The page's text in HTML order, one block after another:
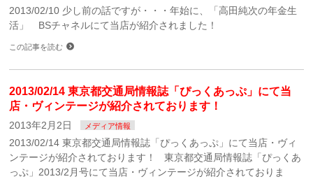
2013/02/10 少し前の話ですが・・・年始に、「高田純次の年金生
活」 BSチャネルにて当店が紹介されました！
この記事を読む
2013/02/14 東京都交通局情報誌「ぴっくあっぷ」にて当
店・ヴィンテージが紹介されております！
2013年2月2日 メディア情報
2013/02/14 東京都交通局情報誌「ぴっくあっぷ」にて当店・ヴィ
ンテージが紹介されております！ 東京都交通局情報誌「ぴっくあ
っぷ」2013/2月号にて当店・ヴィンテージが紹介されておりま